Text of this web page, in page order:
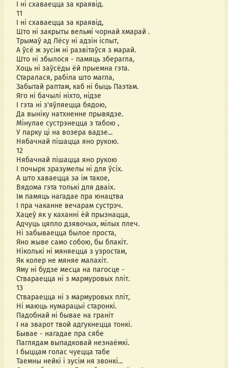
І ні схаваецца за краявід.
11
І ні схаваецца за краявід,
Што ні закрыты вельмі чорнай хмарай .
Трымаў ад Лёсу ні адзін іспыт,
А ўсё ж зусім ні развітаўся з марай.
Што ні збылося - памяць зберагла,
Хоць ні заўсёды ёй прыемна гэта.
Старалася, рабіла што магла,
Забытай раптам, каб ні быць Паэтам.
Яго ні бачылі ніхто, нідзе
І гэта ні з'яўляецца бядою,
Да выніку натхненне прывядзе.
Мінулае сустрэнецца з табою ,
У парку ці на возера вадзе...
Нябачнай пішацца яно рукою.
12
Нябачнай пішацца яно рукою
І почырк зразумелы ні для ўсіх.
А што хаваецца за ім такое,
Вядома гэта толькі для дваіх.
Ім памяць нагадае пра юнацтва
І пра чаканне вечарам сустрэч.
Хацеў як у каханні ёй прызнацца,
Адчуць цяпло дзявочых, мілых плеч.
Ні забываецца былое проста,
Яно жыве само собою, бы блакіт.
Ніколькі ні мяняецца з узростам,
Як колер не мяняе малахіт.
Яму ні будзе месца на пагосце -
Ствараецца ні з мармуровых пліт.
13
Ствараецца ні з мармуровых пліт,
Ні маюць нумарацыі старонкі.
Падобнай ні бывае на граніт
І на зварот твой адгукнецца тонкі.
Бывае - нагадае пра сябе
Паглядам выпадковай незнаёмкі.
І быццам голас чуецца табе
Таемны нейкі і зусім ня звонкі...